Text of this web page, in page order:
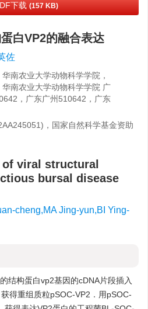
下载 (157 KB)
白VP2的融合表达
佐
南农业大学动物科学学院，
南农业大学动物科学学院 广
，广东广州510642，广东
，国家自然科学基金资助
viral structural
bursal disease
cheng,MA Jing-yun,BI Ying-
结构蛋白vp2基因的cDNA片段插入
得重组质粒pSOC-VP2．用pSOC-